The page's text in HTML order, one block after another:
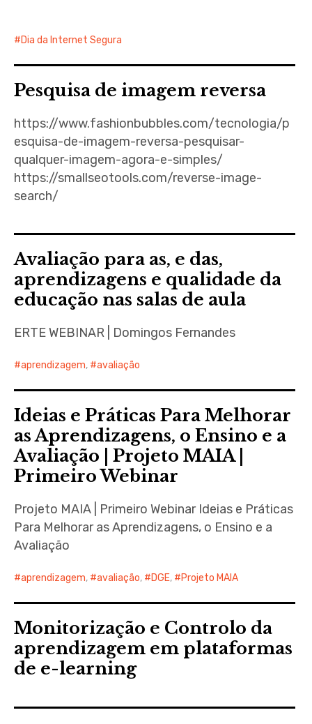
Dia da Internet Segura
Pesquisa de imagem reversa
https://www.fashionbubbles.com/tecnologia/p
esquisa-de-imagem-reversa-pesquisar-
qualquer-imagem-agora-e-simples/
https://smallseotools.com/reverse-image-
search/
Avaliação para as, e das,
aprendizagens e qualidade da
educação nas salas de aula
ERTE WEBINAR | Domingos Fernandes
aprendizagem, avaliação
Ideias e Práticas Para Melhorar
as Aprendizagens, o Ensino e a
Avaliação | Projeto MAIA |
Primeiro Webinar
Projeto MAIA | Primeiro Webinar Ideias e Práticas
Para Melhorar as Aprendizagens, o Ensino e a
Avaliação
aprendizagem, avaliação, DGE, Projeto MAIA
Monitorização e Controlo da
aprendizagem em plataformas
de e-learning